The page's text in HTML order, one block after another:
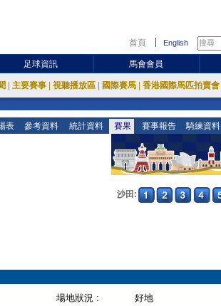
首頁 English
足球資訊 馬會會員
主要賽事 視聽播放區 國際賽馬 香港國際馬匹拍賣會
表 參考資料 統計資料 賽果 賽事報告 騎練資料
沙田:
場地狀況 :
好地